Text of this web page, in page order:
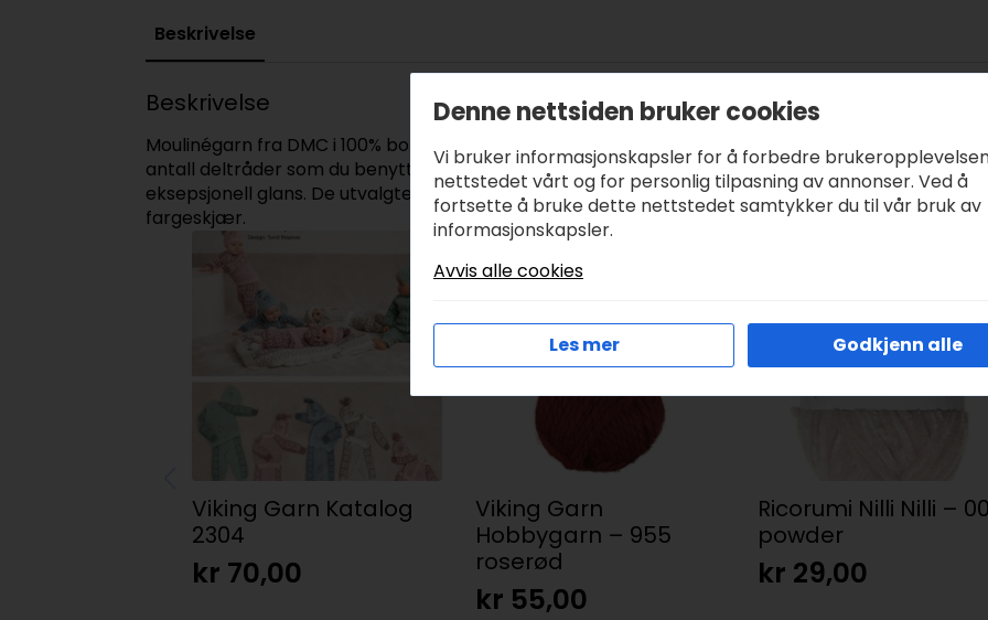
Beskrivelse
Beskrivelse
Moulinégarn fra DMC i 100% bomull. Består av 6 lett delbare deltråder som gjør det enkelt for
antall deltråder som du benytter. Det langfibrete garnet er fremstilt av verdens fineste bomull
eksepsjonell glans. De utvalgte fargestoffene gjør garnet garantert lyst og vaskeekte. De
fargeskjær.
Viking Garn Katalog
2304
kr 70,00
Viking Garn
Hobbygarn – 955
roserød
kr 55,00
Ricorumi Nilli Nilli –
powder
kr 29,00
Denne nettsiden bruker cookies
Vi bruker informasjonskapsler for å forbedre
nettstedet vårt og for personlig tilpasning av annonser. Ved å
fortsette å bruke dette nettstedet samtykker du til vår bruk av
informasjonskapsler.
Avvis alle cookies
Les mer Godkjenn alle